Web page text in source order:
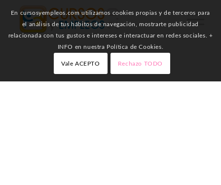
En cursosyempleos.com utilizamos cookies propias y de terceros para
el análisis de tus hábitos de navegación, mostrarte publicidad
relacionada con tus gustos e intereses e interactuar en redes sociales. +
INFO en nuestra Política de Cookies.
Vale ACEPTO Rechazo TODO